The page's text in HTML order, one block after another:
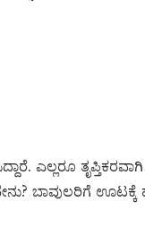
ಎಲ್ಲರೂ
ಬಾವುಲರಿಗೆ ಊಟಕ್ಕೆ